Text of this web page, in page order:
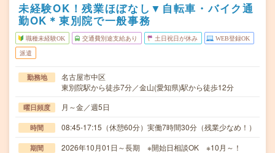
未経験OK！残業ほぼなし▼自転車・バイク通
勤OK＊東別院で一般事務
職種未経験OK 交通費別途支給あり 土日祝日が休み WEB登録OK
派遣
勤務地
名古屋市中区
東別院駅から徒歩7分／金山(愛知県)駅から徒歩12分
曜日頻度 月～金／週5日
時間 08:45-17:15（休憩60分）実働7時間30分（残業少なめ！）
期間 2026年10月01日～長期 ※開始日相談OK ※10月～！